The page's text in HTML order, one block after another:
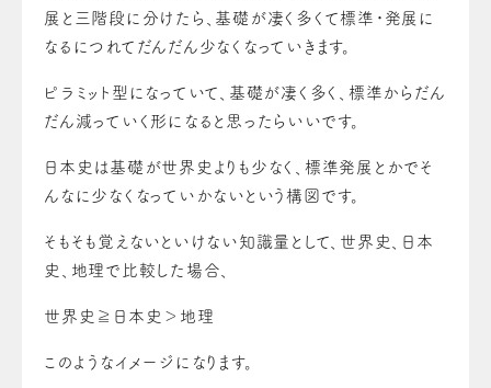
展と三階段に分けたら、基礎が凄く多くて標準・発展に
なるにつれてだんだん少なくなっていきます。
ピラミット型になっていて、基礎が凄く多く、標準からだん
だん減っていく形になると思ったらいいです。
日本史は基礎が世界史よりも少なく、標準発展とかでそ
んなに少なくなっていかないという構図です。
そもそも覚えないといけない知識量として、世界史、日本
史、地理で比較した場合、
世界史≧日本史＞地理
このようなイメージになります。